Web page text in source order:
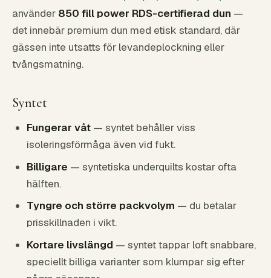
använder 850 fill power RDS-certifierad dun —
det innebär premium dun med etisk standard, där
gässen inte utsatts för levandeplockning eller
tvångsmatning.
Syntet
Fungerar våt— syntet behåller viss
isoleringsförmåga även vid fukt.
Billigare — syntetiska underquilts kostar ofta
hälften.
Tyngre och större packvolym — du betalar
prisskillnaden i vikt.
Kortare livslängd — syntet tappar loft snabbare,
speciellt billiga varianter som klumpar sig efter